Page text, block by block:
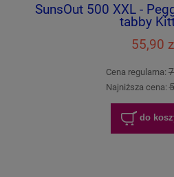
SunsOut 500 XXL -
tabby
55,90
Cena regularna:
Najniższa cena:
do